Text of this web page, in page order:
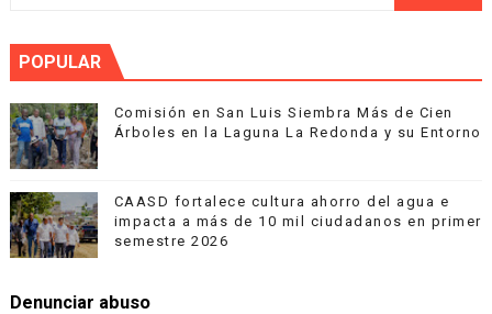
POPULAR
Comisión en San Luis Siembra Más de Cien
Árboles en la Laguna La Redonda y su Entorno
CAASD fortalece cultura ahorro del agua e
impacta a más de 10 mil ciudadanos en primer
semestre 2026
Denunciar abuso